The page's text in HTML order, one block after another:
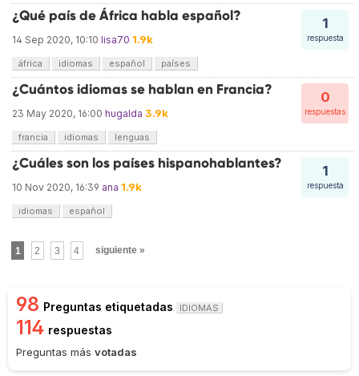
1
respuesta
¿Qué país de África habla español?
14 Sep 2020, 10:10 lisa70 1.9k
áfrica idiomas español países
0
respuestas
¿Cuántos idiomas se hablan en Francia?
23 May 2020, 16:00 hugalda 3.9k
francia idiomas lenguas
1
respuesta
¿Cuáles son los países hispanohablantes?
10 Nov 2020, 16:39 ana 1.9k
idiomas español
1 2 3 4 siguiente »
98 Preguntas etiquetadas IDIOMAS
114 respuestas
Preguntas más votadas